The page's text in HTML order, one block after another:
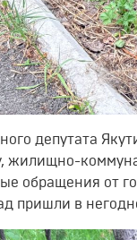
депутата
жилищно-
обращения от
пришли в